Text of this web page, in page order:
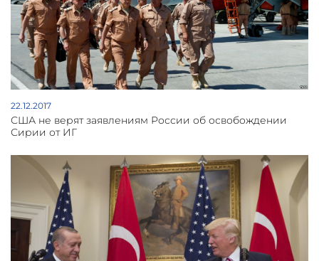
22.12.2017
США не верят заявлениям России об освобождении
Сирии от ИГ